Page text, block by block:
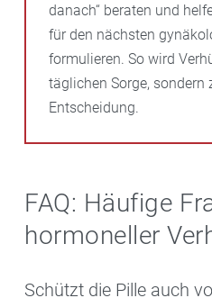
danach“ beraten und
für den nächsten
formulieren. So wird
täglichen Sorge, sondern
Entscheidung.
FAQ: Häufige
hormoneller
Schützt die Pille auch